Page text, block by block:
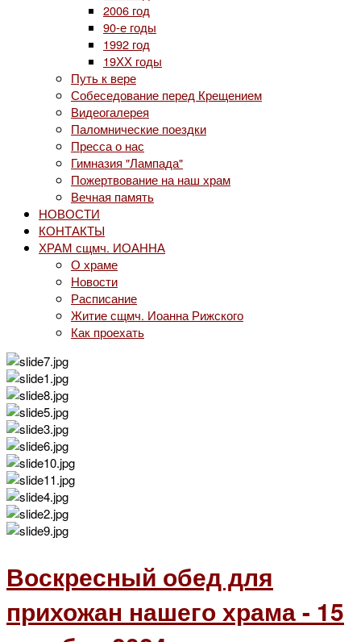
2006 год
90-е годы
1992 год
19ХХ годы
Путь к вере
Собеседование перед Крещением
Видеогалерея
Паломнические поездки
Пресса о нас
Гимназия "Лампада"
Пожертвование на наш храм
Вечная память
НОВОСТИ
КОНТАКТЫ
ХРАМ сщмч. ИОАННА
О храме
Новости
Расписание
Житие сщмч. Иоанна Рижского
Как проехать
Воскресный обед для
прихожан нашего храма - 15